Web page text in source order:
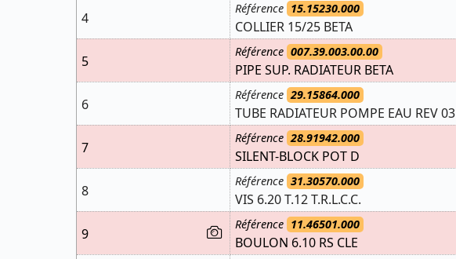
4
Référence 15.15230.000
COLLIER 15/25 BETA
5
Référence 007.39.003.00.00
PIPE SUP. RADIATEUR BETA
6
Référence 29.15864.000
TUBE RADIATEUR POMPE EAU REV 03
7
Référence 28.91942.000
SILENT-BLOCK POT D
8
Référence 31.30570.000
VIS 6.20 T.12 T.R.L.C.C.
9
Référence 11.46501.000
BOULON 6.10 RS CLE